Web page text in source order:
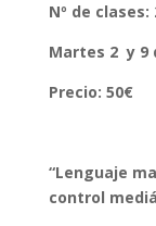
Nº de clases:
Martes 2 y 9
Precio: 50€
“Lenguaje
control